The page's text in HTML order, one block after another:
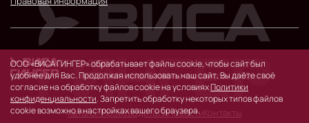
© 2026 г.
119530, Москва, Очаковское шоссе, д. 32.
КаталогПроизводителиНовостиКонтакты
ООО «ВИСА ГИНГЕР» обрабатывает файлы cookie, чтобы сайт был
удобнее для Вас. Продолжая использовать наш сайт, Вы даёте своё
согласие на обработку файлов cookie на условияхПолитики
конфиденциальности. Запретить обработку некоторых типов файлов
cookie возможно в настройках вашего браузера.